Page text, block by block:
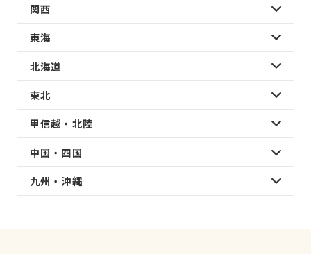
関西
東海
北海道
東北
甲信越・北陸
中国・四国
九州・沖縄